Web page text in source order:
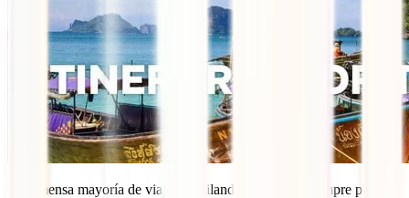
La inmensa mayoría de viajes a Tailandia empiezan siempre por